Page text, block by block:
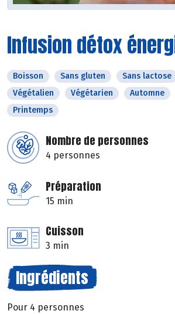
Infusion détox
Boisson Sans gluten Sans lactose
Végétalien
Végétarien Automne
Printemps
Nombre de personnes
4 personnes
Préparation
15 min
Cuisson
3 min
Ingrédients
Pour 4 personnes